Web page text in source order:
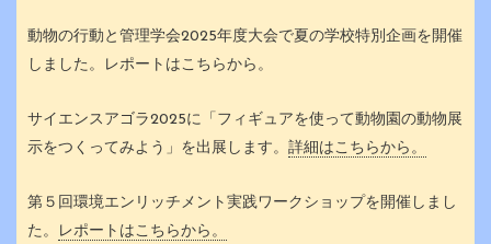
ー
ョ
動物の行動と管理学会2025年度大会で夏の学校特別企画を開催
しました。レポートはこちらから。
サイエンスアゴラ2025に「フィギュアを使って動物園の動物展
示をつくってみよう」を出展します。 詳細はこちらから。
第５回環境エンリッチメント実践ワークショップを開催しまし
た。
レポートはこちらから。